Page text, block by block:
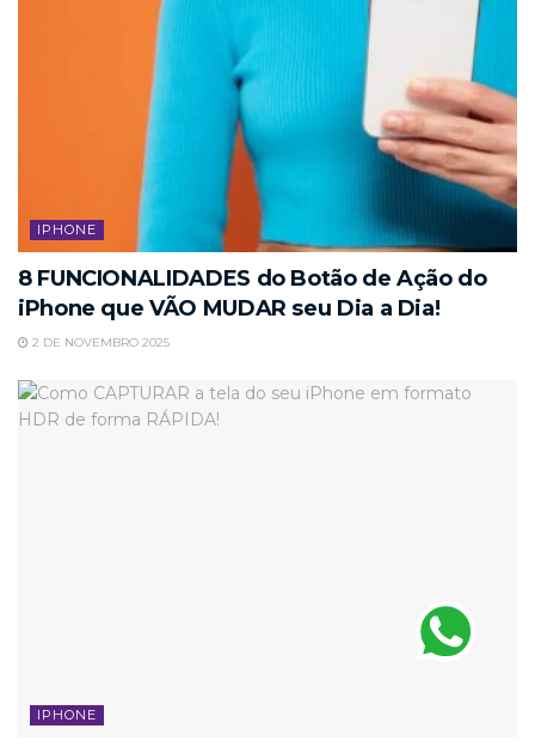
IPHONE
8 FUNCIONALIDADES do Botão de Ação do
iPhone que VÃO MUDAR seu Dia a Dia!
2 DE NOVEMBRO 2025
IPHONE